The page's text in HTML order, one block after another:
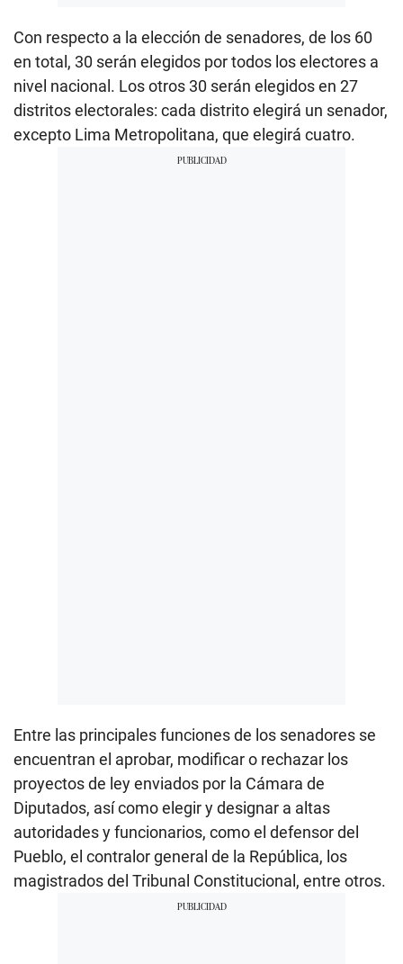
Con respecto a la elección de senadores, de los 60
en total, 30 serán elegidos por todos los electores a
nivel nacional. Los otros 30 serán elegidos en 27
distritos electorales: cada distrito elegirá un senador,
excepto Lima Metropolitana, que elegirá cuatro.
Entre las principales funciones de los senadores se
encuentran el aprobar, modificar o rechazar los
proyectos de ley enviados por la Cámara de
Diputados, así como elegir y designar a altas
autoridades y funcionarios, como el defensor del
Pueblo, el contralor general de la República, los
magistrados del Tribunal Constitucional, entre otros.